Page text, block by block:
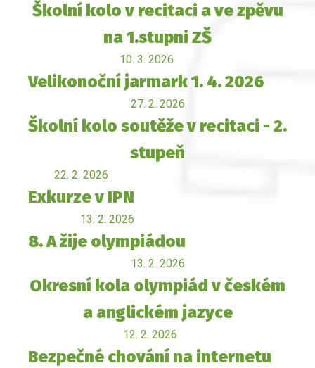
Školní kolo v recitaci a ve zpěvu
na 1.stupni ZŠ
10. 3. 2026
Velikonoční jarmark 1. 4. 2026
27. 2. 2026
Školní kolo soutěže v recitaci - 2.
stupeň
22. 2. 2026
Exkurze v IPN
13. 2. 2026
8. A žije olympiádou
13. 2. 2026
Okresní kola olympiád v českém
a anglickém jazyce
12. 2. 2026
Bezpečné chování na internetu